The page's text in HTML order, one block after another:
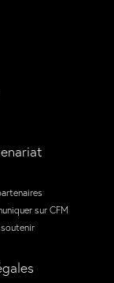
sur CFM